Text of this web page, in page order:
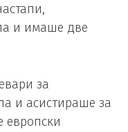
и имаше две
за
и асистираше за
европски